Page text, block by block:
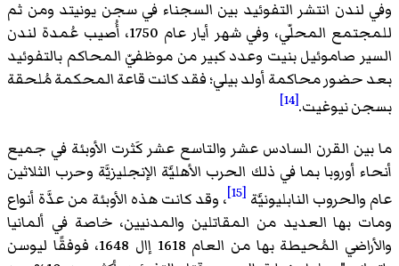
وفي لندن انتشر التفوئيد بين السجناء في سجن يونيتد ومن ثم
للمجتمع المحلّي، وفي شهر أيار عام 1750، أُصيب عُمدة لندن
السير صاموئيل بنيت وعدد كبير من موظفيّ المحاكم بالتفوئيد
بعد حضور محاكمة أولد بيلي؛ فقد كانت قاعة المحكمة مُلحقة
بسجن نيوغيت.[14]
ما بين القرن السادس عشر والتاسع عشر كَثرت الأوبئة في جميع
أنحاء أوروبا بما في ذلك الحرب الأهليَّة الإنجليزيَّة وحرب الثلاثين
عام والحروب النابليونيَّة [15]
، وقد كانت هذه الأوبئة من عدَّة أنواع
ومات بها العديد من المقاتلين والمدنيين، خاصة في ألمانيا
والأراضي المُحيطة بها من العام 1618 إال 1648، فوفقًا ليوسن